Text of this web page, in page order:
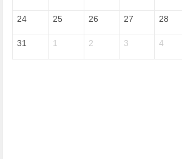
IA (1)
INMIGRACIÓN (144)
24 25 26 27 28
31 1 2 3 4